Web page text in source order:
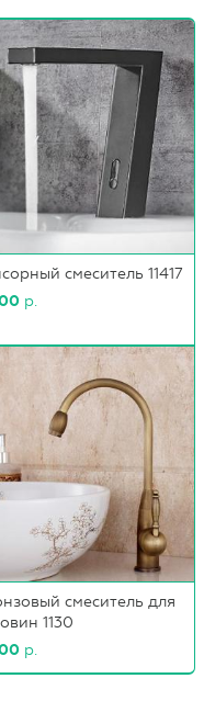
смеситель 11417
р.
смеситель для
1130
р.